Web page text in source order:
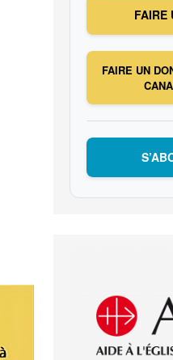
FAIRE
FAIRE UN